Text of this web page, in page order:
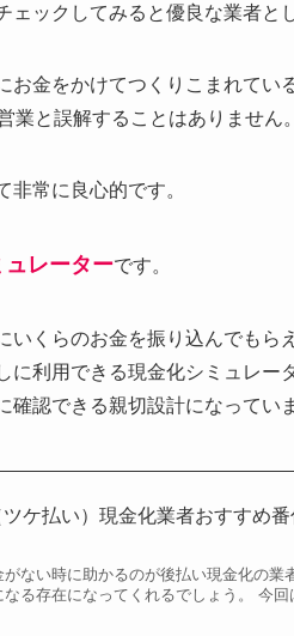
ックしてみると優良な業者と
お金をかけてつくりこまれてい
業と誤解することはありません。
常に良心的です。
レーターです。
いくらのお金を振り込んでもら
に利用できる現金化シミュレー
認できる親切設計になってい
ケ払い）現金化業者おすすめ
がない時に助かるのが後払い現金化の
なる存在になってくれるでしょう。 今回